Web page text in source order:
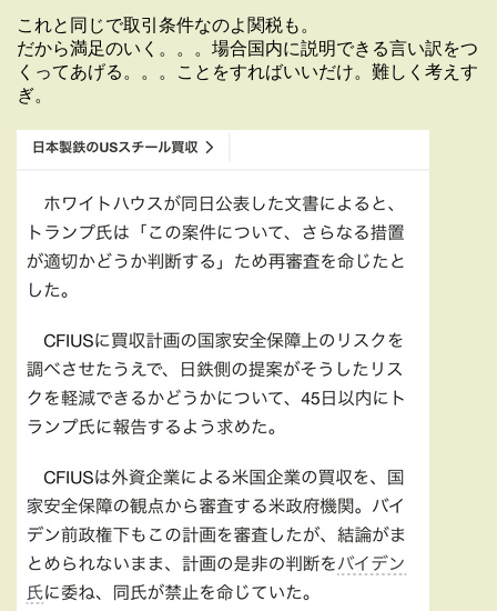
これと同じで取引条件なのよ関税も。
だから満足のいく。。。場合国内に説明できる言い訳をつ
くってあげる。。。ことをすればいいだけ。難しく考えす
ぎ。